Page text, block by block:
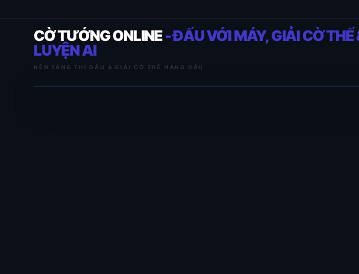
CỜ TƯỚNG ONLINE- ĐẤU VỚI MÁY, GIẢI CỜ THẾ
LUYỆN AI
NỀN TẢNG THI ĐẤU & GIẢI CỜ THẾ HÀNG ĐẦU